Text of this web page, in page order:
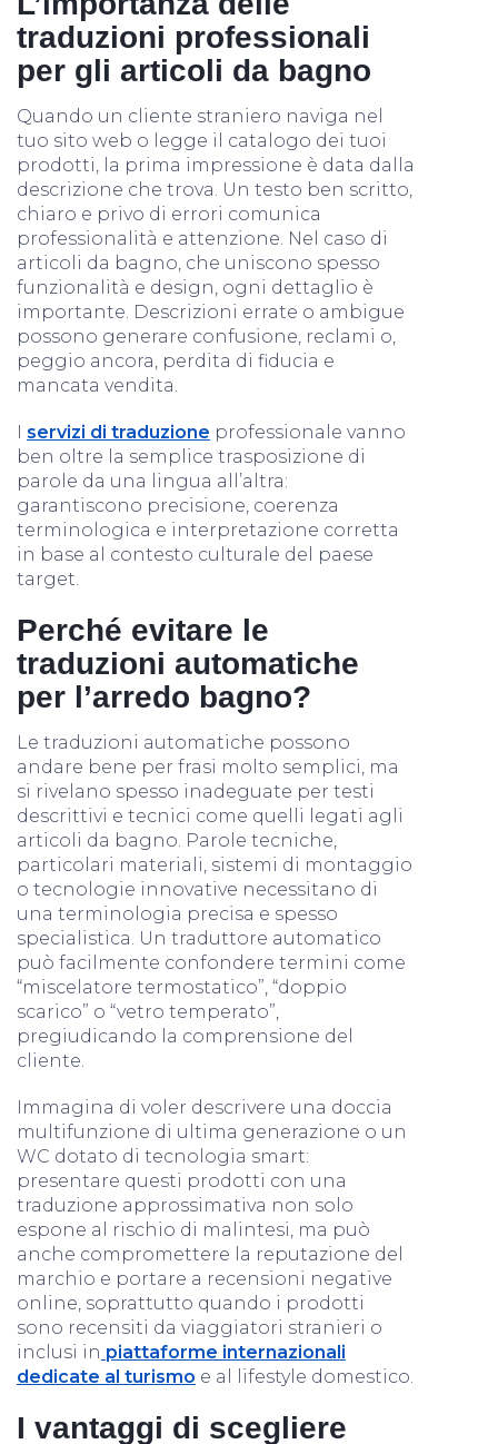
traduzioni professionali
per gli articoli da bagno
Quando un cliente straniero naviga nel
tuo sito web o legge il catalogo dei tuoi
prodotti, la prima impressione è data dalla
descrizione che trova. Un testo ben scritto,
chiaro e privo di errori comunica
professionalità e attenzione. Nel caso di
articoli da bagno, che uniscono spesso
funzionalità e design, ogni dettaglio è
importante. Descrizioni errate o ambigue
possono generare confusione, reclami o,
peggio ancora, perdita di fiducia e
mancata vendita.
I servizi di traduzione professionale vanno
ben oltre la semplice trasposizione di
parole da una lingua all’altra:
garantiscono precisione, coerenza
terminologica e interpretazione corretta
in base al contesto culturale del paese
target.
Perché evitare le
traduzioni automatiche
per l’arredo bagno?
Le traduzioni automatiche possono
andare bene per frasi molto semplici, ma
si rivelano spesso inadeguate per testi
descrittivi e tecnici come quelli legati agli
articoli da bagno. Parole tecniche,
particolari materiali, sistemi di montaggio
o tecnologie innovative necessitano di
una terminologia precisa e spesso
specialistica. Un traduttore automatico
può facilmente confondere termini come
“miscelatore termostatico”, “doppio
scarico” o “vetro temperato”,
pregiudicando la comprensione del
cliente.
Immagina di voler descrivere una doccia
multifunzione di ultima generazione o un
WC dotato di tecnologia smart:
presentare questi prodotti con una
traduzione approssimativa non solo
espone al rischio di malintesi, ma può
anche compromettere la reputazione del
marchio e portare a recensioni negative
online, soprattutto quando i prodotti
sono recensiti da viaggiatori stranieri o
inclusi in piattaforme internazionali
dedicate al turismo e al lifestyle domestico.
I vantaggi di scegliere